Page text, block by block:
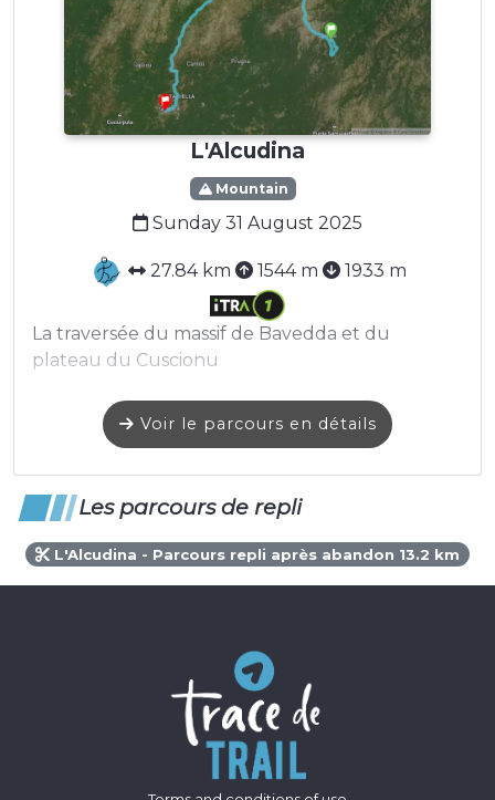
L'Alcudina
Mountain
Sunday 31 August 2025
27.84 km 1544 m 1933 m
La traversée du massif de Bavedda et du
plateau du Cuscionu
Voir le parcours en détails
Les parcours de repli
L'Alcudina - Parcours repli après abandon 13.2 km